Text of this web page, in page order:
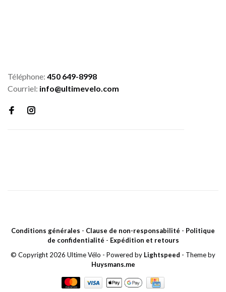
Téléphone: 450 649-8998
Courriel: info@ultimevelo.com
Conditions générales - Clause de non-responsabilité - Politique
de confidentialité - Expédition et retours
© Copyright 2026 Ultime Vélo - Powered by Lightspeed - Theme by
Huysmans.me